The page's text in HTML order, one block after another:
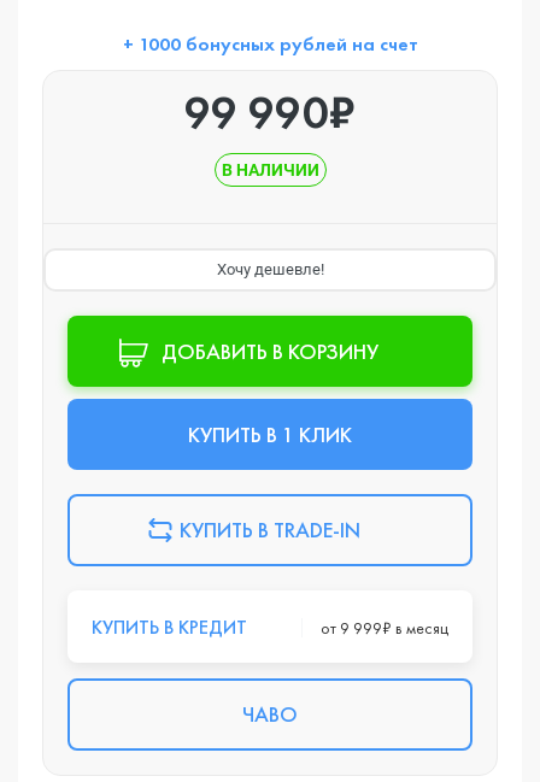
+ 1000 бонусных рублей на счет
99 990₽
В НАЛИЧИИ
Хочу дешевле!
ДОБАВИТЬ В КОРЗИНУ
КУПИТЬ В 1 КЛИК
КУПИТЬ В TRADE-IN
КУПИТЬ В КРЕДИТ от 9 999₽ в месяц
ЧАВО